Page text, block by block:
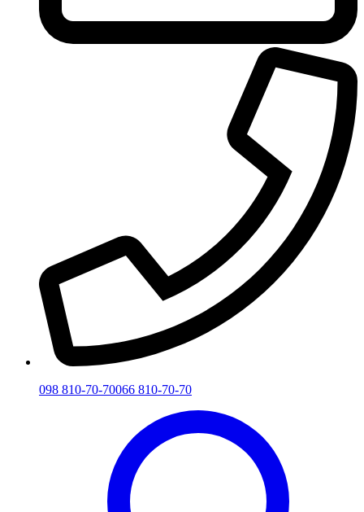
098 810-70-70066 810-70-70